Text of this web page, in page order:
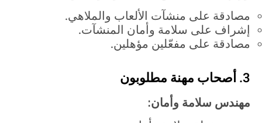
مصادقة على منشآت الألعاب والملاهي.
إشراف على سلامة وأمان المنشآت.
مصادقة على مفعّلين مؤهلين.
3. أصحاب مهنة مطلوبون
مهندس سلامة وأمان: